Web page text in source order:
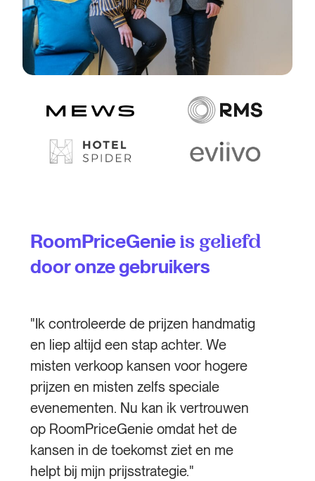
RoomPriceGenie is geliefd
door onze gebruikers
"Ik controleerde de prijzen handmatig
en liep altijd een stap achter. We
misten verkoop kansen voor hogere
prijzen en misten zelfs speciale
evenementen. Nu kan ik vertrouwen
op RoomPriceGenie omdat het de
kansen in de toekomst ziet en me
helpt bij mijn prijsstrategie."